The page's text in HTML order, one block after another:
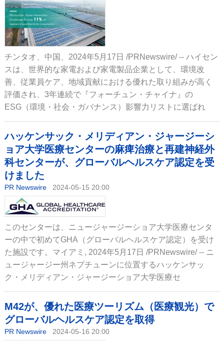
チンタオ、中国、2024年5月17日 /PRNewswire/ -- ハイセン
スは、世界的な家電および家電製品企業として、環境改
善、従業員ケア、地域貢献における優れた取り組みが高く
評価され、3年連続で『フォーチュン・チャイナ』の
ESG（環境・社会・ガバナンス）影響力リストに選ばれ
ハッケンサック・メリディアン・ジャージーシ
ョア大学医療センターの麻痺治療と再建神経外
科センターが、グローバルヘルスケア認定を受
けました
PR Newswire 2024-05-15 20:00
このセンターは、ニュージャージーショア大学医療センタ
ーの中で初めてGHA（グローバルヘルスケア認定）を受け
た施設です。マイアミ, 2024年5月17日 /PRNewswire/ -- ニ
ュージャージー州ネプチューンに位置するハッケンサッ
ク・メリディアン・ジャージーショア大学医療セ
M42が、優れた医療ツーリズム（医療観光）で
グローバルヘルスケア認定を取得
PR Newswire 2024-05-16 20:00